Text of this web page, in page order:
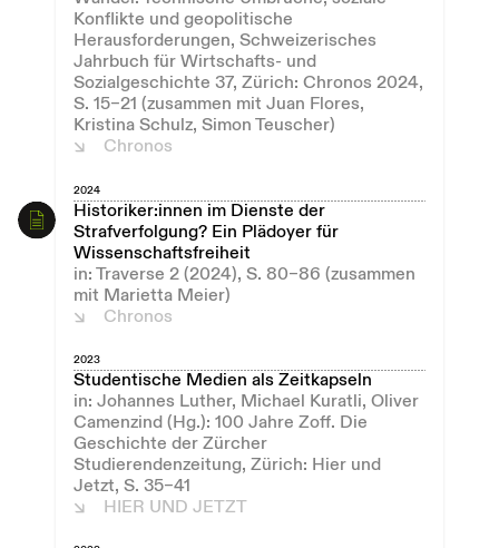
Konflikte und geopolitische
Herausforderungen, Schweizerisches
Jahrbuch für Wirtschafts- und
Sozialgeschichte 37, Zürich: Chronos 2024,
S. 15–21 (zusammen mit Juan Flores,
Kristina Schulz, Simon Teuscher)
Chronos
2024
Historiker:innen im Dienste der
Strafverfolgung? Ein Plädoyer für
Wissenschaftsfreiheit
in: Traverse 2 (2024), S. 80–86 (zusammen
mit Marietta Meier)
Chronos
2023
Studentische Medien als Zeitkapseln
in: Johannes Luther, Michael Kuratli, Oliver
Camenzind (Hg.): 100 Jahre Zoff. Die
Geschichte der Zürcher
Studierendenzeitung, Zürich: Hier und
Jetzt, S. 35–41
HIER UND JETZT